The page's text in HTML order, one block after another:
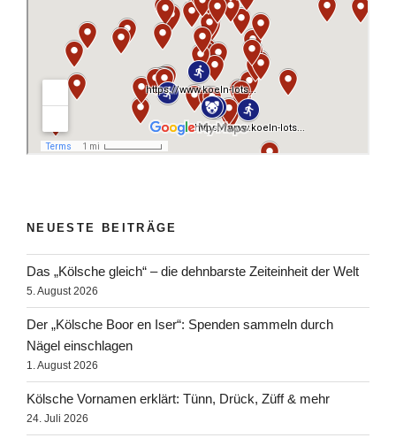
NEUESTE BEITRÄGE
Das „Kölsche gleich“ – die dehnbarste Zeiteinheit der Welt
5. August 2026
Der „Kölsche Boor en Iser“: Spenden sammeln durch
Nägel einschlagen
1. August 2026
Kölsche Vornamen erklärt: Tünn, Drück, Züff & mehr
24. Juli 2026